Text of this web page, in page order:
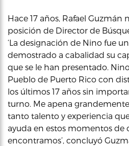
Hace 17 años, Rafael Guzmán
posición de Director de
‘La designación de Nino fue
demostrado a cabalidad su
que se le han presentado.
Pueblo de Puerto Rico con
los últimos 17 años sin
turno. Me apena
tanto talento y experiencia
ayuda en estos momentos de
encontramos’, concluyó